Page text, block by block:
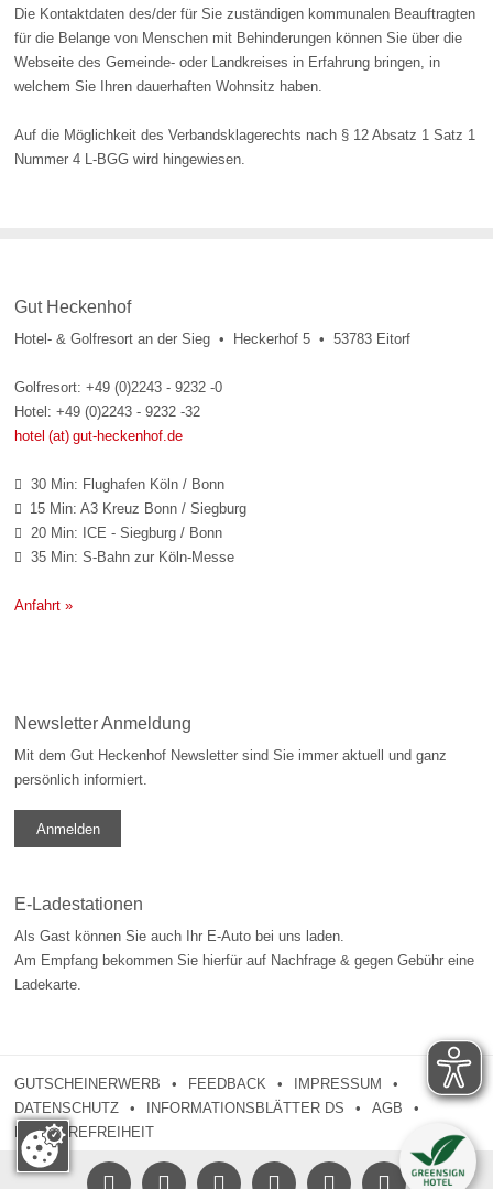
Die Kontaktdaten des/der für Sie zuständigen kommunalen Beauftragten
für die Belange von Menschen mit Behinderungen können Sie über die
Webseite des Gemeinde- oder Landkreises in Erfahrung bringen, in
welchem Sie Ihren dauerhaften Wohnsitz haben.
Auf die Möglichkeit des Verbandsklagerechts nach § 12 Absatz 1 Satz 1
Nummer 4 L-BGG wird hingewiesen.
Gut Heckenhof
Hotel- & Golfresort an der Sieg • Heckerhof 5 • 53783 Eitorf
Golfresort: +49 (0)2243 - 9232 -0
Hotel: +49 (0)2243 - 9232 -32
hotel (at) gut-heckenhof.de
 30 Min: Flughafen Köln / Bonn
 15 Min: A3 Kreuz Bonn / Siegburg
 20 Min: ICE - Siegburg / Bonn
 35 Min: S-Bahn zur Köln-Messe
Anfahrt »
Newsletter Anmeldung
Mit dem Gut Heckenhof Newsletter sind Sie immer aktuell und ganz
persönlich informiert.
Anmelden
E-Ladestationen
Als Gast können Sie auch Ihr E-Auto bei uns laden.
Am Empfang bekommen Sie hierfür auf Nachfrage & gegen Gebühr eine
Ladekarte.
GUTSCHEINERWERB FEEDBACK
IMPRESSUM
DATENSCHUTZ
INFORMATIONSBLÄTTER DS
AGB
BARRIEREFREIHEIT
     